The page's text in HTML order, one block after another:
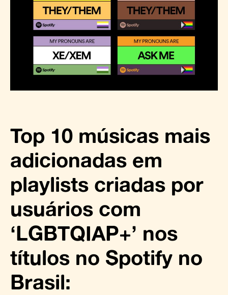
Top 10 músicas mais
adicionadas em
playlists criadas por
usuários com
‘LGBTQIAP+’ nos
títulos no Spotify no
Brasil: